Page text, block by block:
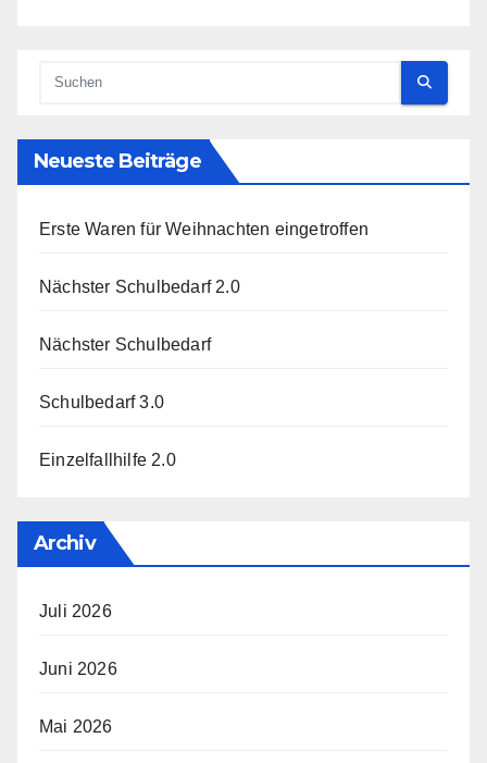
Neueste Beiträge
Erste Waren für Weihnachten eingetroffen
Nächster Schulbedarf 2.0
Nächster Schulbedarf
Schulbedarf 3.0
Einzelfallhilfe 2.0
Archiv
Juli 2026
Juni 2026
Mai 2026